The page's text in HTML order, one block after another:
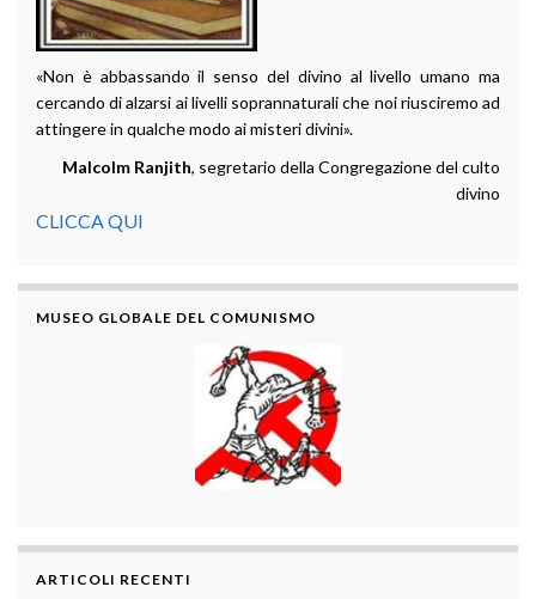
«Non è abbassando il senso del divino al livello umano ma
cercando di alzarsi ai livelli soprannaturali che noi riusciremo ad
attingere in qualche modo ai misteri divini».
Malcolm Ranjith, segretario della Congregazione del culto
divino
CLICCA QUI
MUSEO GLOBALE DEL COMUNISMO
ARTICOLI RECENTI